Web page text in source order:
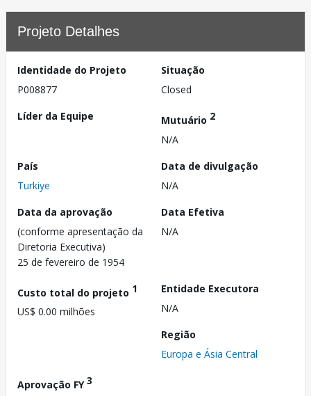
Projeto Detalhes
Identidade do Projeto
P008877
Situação
Closed
Líder da Equipe
Mutuário 2
N/A
País
Turkiye
Data de divulgação
N/A
Data da aprovação
(conforme apresentação da
Diretoria Executiva)
25 de fevereiro de 1954
Data Efetiva
N/A
Custo total do projeto 1
US$ 0.00 milhões
Entidade Executora
N/A
Região
Europa e Ásia Central
Aprovação FY3